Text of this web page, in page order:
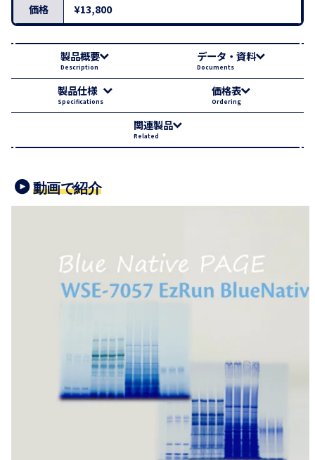
価格
¥13,800
製品概要
Description
データ・資料
Documents
製品仕様
Specifications
価格表
Ordering
関連製品
Related
動画で紹介